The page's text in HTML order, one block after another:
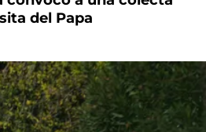
del Papa